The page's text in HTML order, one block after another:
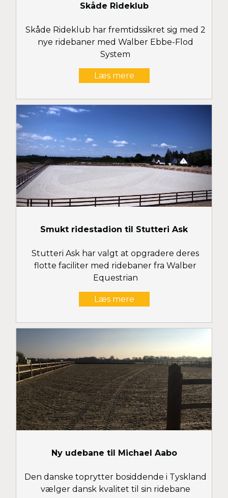
Skåde Rideklub
Skåde Rideklub har fremtidssikret sig med 2
nye ridebaner med Walber Ebbe-Flod
System
Læs mere
Smukt ridestadion til Stutteri Ask
Stutteri Ask har valgt at opgradere deres
flotte faciliter med ridebaner fra Walber
Equestrian
Læs mere
Ny udebane til Michael Aabo
Den danske toprytter bosiddende i Tyskland
vælger dansk kvalitet til sin ridebane